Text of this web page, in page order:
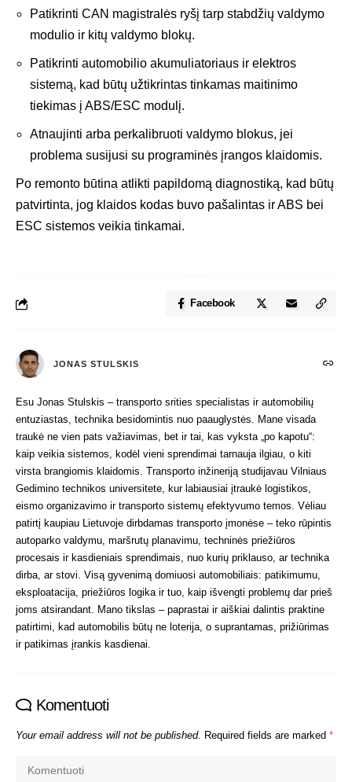
Patikrinti CAN magistralės ryšį tarp stabdžių valdymo
modulio ir kitų valdymo blokų.
Patikrinti automobilio akumuliatoriaus ir elektros
sistemą, kad būtų užtikrintas tinkamas maitinimo
tiekimas į ABS/ESC modulį.
Atnaujinti arba perkalibruoti valdymo blokus, jei
problema susijusi su programinės įrangos klaidomis.
Po remonto būtina atlikti papildomą diagnostiką, kad būtų
patvirtinta, jog klaidos kodas buvo pašalintas ir ABS bei
ESC sistemos veikia tinkamai.
Facebook
JONAS STULSKIS
Esu Jonas Stulskis – transporto srities specialistas ir automobilių
entuziastas, technika besidomintis nuo paauglystės. Mane visada
traukė ne vien pats važiavimas, bet ir tai, kas vyksta „po kapotu“:
kaip veikia sistemos, kodėl vieni sprendimai tarnauja ilgiau, o kiti
virsta brangiomis klaidomis. Transporto inžineriją studijavau Vilniaus
Gedimino technikos universitete, kur labiausiai įtraukė logistikos,
eismo organizavimo ir transporto sistemų efektyvumo temos. Vėliau
patirtį kaupiau Lietuvoje dirbdamas transporto įmonėse – teko rūpintis
autoparko valdymu, maršrutų planavimu, techninės priežiūros
procesais ir kasdieniais sprendimais, nuo kurių priklauso, ar technika
dirba, ar stovi. Visą gyvenimą domiuosi automobiliais: patikimumu,
eksploatacija, priežiūros logika ir tuo, kaip išvengti problemų dar prieš
joms atsirandant. Mano tikslas – paprastai ir aiškiai dalintis praktine
patirtimi, kad automobilis būtų ne loterija, o suprantamas, prižiūrimas
ir patikimas įrankis kasdienai.
Komentuoti
Your email address will not be published. Required fields are marked *